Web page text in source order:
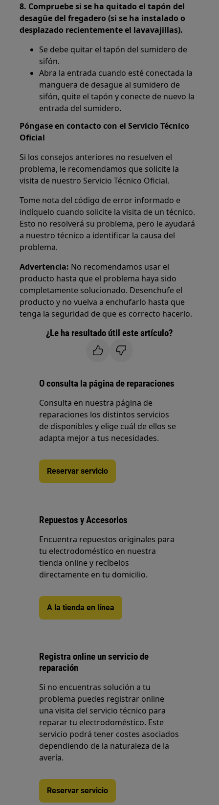
8. Compruebe si se ha quitado el tapón del
desagüe del fregadero (si se ha instalado o
desplazado recientemente el lavavajillas).
Se debe quitar el tapón del sumidero de
sifón.
Abra la entrada cuando esté conectada la
manguera de desagüe al sumidero de
sifón, quite el tapón y conecte de nuevo la
entrada del sumidero.
Póngase en contacto con el Servicio Técnico
Oficial
Si los consejos anteriores no resuelven el
problema, le recomendamos que solicite la
visita de nuestro Servicio Técnico Oficial.
Tome nota del código de error informado e
indíquelo cuando solicite la visita de un técnico.
Esto no resolverá su problema, pero le ayudará
a nuestro técnico a identificar la causa del
problema.
Advertencia: No recomendamos usar el
producto hasta que el problema haya sido
completamente solucionado. Desenchufe el
producto y no vuelva a enchufarlo hasta que
tenga la seguridad de que es correcto hacerlo.
¿Le ha resultado útil este artículo?
O consulta la página de reparaciones
Consulta en nuestra página de
reparaciones los distintos servicios
de disponibles y elige cuál de ellos se
adapta mejor a tus necesidades.
Reservar servicio
Repuestos y Accesorios
Encuentra repuestos originales para
tu electrodoméstico en nuestra
tienda online y recíbelos
directamente en tu domicilio.
A la tienda en línea
Registra online un servicio de
reparación
Si no encuentras solución a tu
problema puedes registrar online
una visita del servicio técnico para
reparar tu electrodoméstico. Este
servicio podrá tener costes asociados
dependiendo de la naturaleza de la
avería.
Reservar servicio